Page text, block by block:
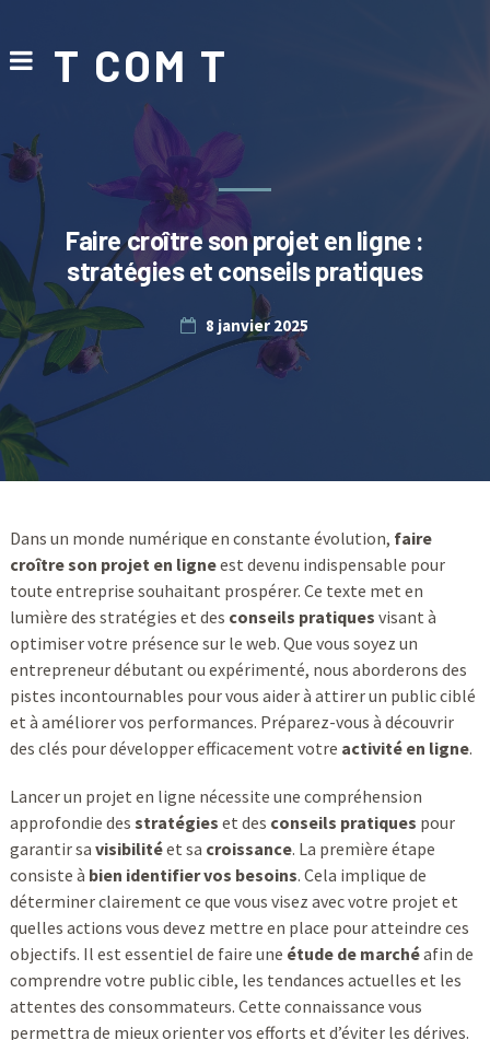
T COM T
Faire croître son projet en ligne :
stratégies et conseils pratiques
8 janvier 2025
Dans un monde numérique en constante évolution, faire
croître son projet en ligneest devenu indispensable pour
toute entreprise souhaitant prospérer. Ce texte met en
lumière des stratégies et des conseils pratiques visant à
optimiser votre présence sur le web. Que vous soyez un
entrepreneur débutant ou expérimenté, nous aborderons des
pistes incontournables pour vous aider à attirer un public ciblé
et à améliorer vos performances. Préparez-vous à découvrir
des clés pour développer efficacement votre activité en ligne.
Lancer un projet en ligne nécessite une compréhension
approfondie des stratégies et des conseils pratiques pour
garantir sa visibilitéet sa croissance. La première étape
consiste à bien identifier vos besoins. Cela implique de
déterminer clairement ce que vous visez avec votre projet et
quelles actions vous devez mettre en place pour atteindre ces
objectifs. Il est essentiel de faire une étude de marchéafin de
comprendre votre public cible, les tendances actuelles et les
attentes des consommateurs. Cette connaissance vous
permettra de mieux orienter vos efforts et d’éviter les dérives.